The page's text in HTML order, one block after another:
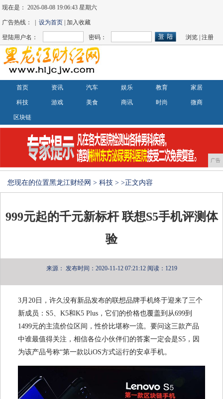
现在是：2026-08-08 19:06:46 星期六
广告热线： |设为首页 | 加入收藏
登陆用户名： 密码： 浏览 |注册
首页 资讯 汽车 娱乐 教育 家居
科技 游戏 美食 商讯 时尚 微商
区块链
广告
您现在的位置黑龙江财经网 > 科技 > >正文内容
999元起的千元新标杆 联想S5手机评测体
验
来源： 发布时间：2020-11-12 07:21:12 阅读：1219
3月20日，许久没有新品发布的联想品牌手机终于迎来了三个
新成员：S5、K5和K5 Plus，它们的价格也覆盖到从699到
1499元的主流价位区间，性价比堪称一流。要问这三款产品
中谁最值得关注，相信各位小伙伴们的答案一定会是S5，因
为该产品号称“第一款以iOS方式运行的安卓手机。